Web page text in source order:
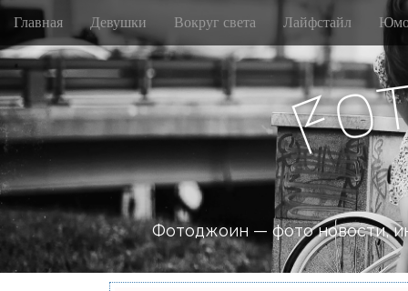
M
i
n
m
e
n
u
S
i
p
t
o
c
o
n
t
e
Главная Девушки Вокруг света Лайфстайл
Fo
Фотоджоин — фото новости,